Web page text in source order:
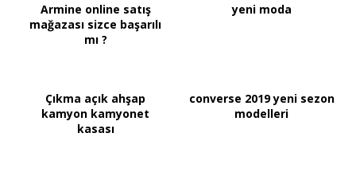
Armine online satış
mağazası sizce başarılı
mı ?
yeni moda
Çıkma açık ahşap
kamyon kamyonet
kasası
converse 2019 yeni sezon
modelleri